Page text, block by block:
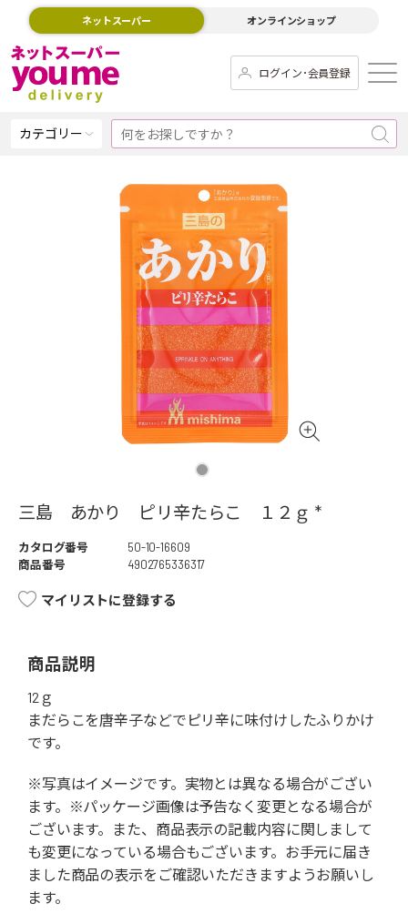
ネットスーパー オンラインショップ
ログイン･会員登録
カテゴリー
三島 あかり ピリ辛たらこ １２ｇ *
カタログ番号
50-10-16609
商品番号
4902765336317
マイリストに登録する
商品説明
12ｇ
まだらこを唐辛子などでピリ辛に味付けしたふりかけ
です。
※写真はイメージです。実物とは異なる場合がござい
ます。※パッケージ画像は予告なく変更となる場合が
ございます。また、商品表示の記載内容に関しまして
も変更になっている場合もございます。お手元に届き
ました商品の表示をご確認いただきますようお願いし
ます。